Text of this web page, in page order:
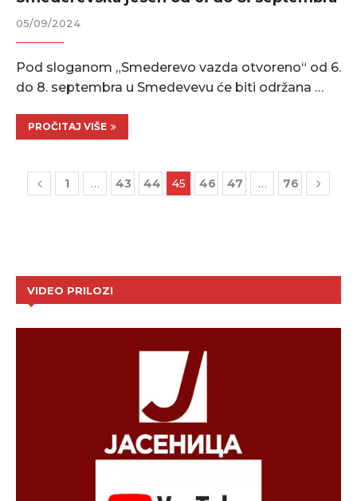
05/09/2024
Pod sloganom „Smederevo vazda otvoreno“ od 6.
do 8. septembra u Smedevevu će biti održana …
PROČITAJ VIŠE
1 … 43 44 45 46 47 … 76
VIDEO PRILOZI